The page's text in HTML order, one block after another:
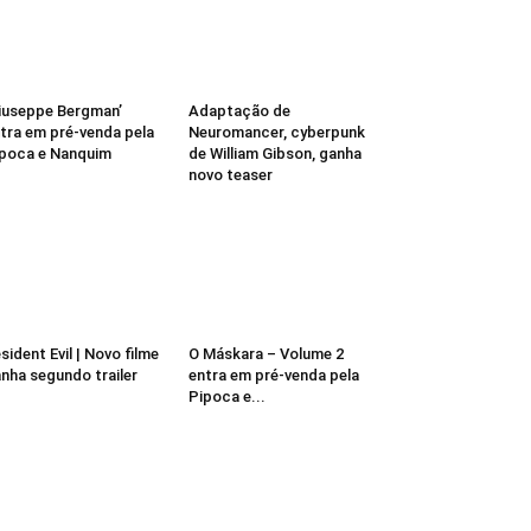
Bergman’
em pré-venda pela
e Nanquim
Adaptação de
Neuromancer, cyberpunk
de William Gibson, ganha
novo teaser
Evil | Novo filme
segundo trailer
O Máskara – Volume 2
entra em pré-venda pela
Pipoca e...